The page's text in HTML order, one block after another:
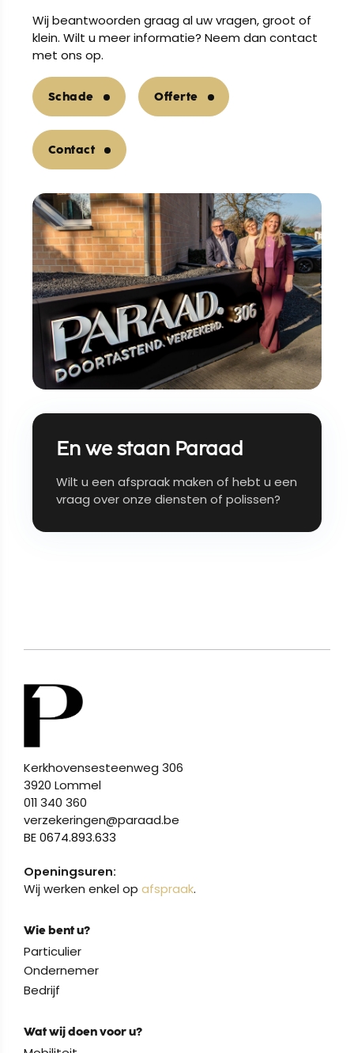
Wij beantwoorden graag al uw vragen, groot of
klein. Wilt u meer informatie? Neem dan contact
met ons op.
Schade Offerte
Contact
En we staan Paraad
Wilt u een afspraak maken of hebt u een
vraag over onze diensten of polissen?
Kerkhovensesteenweg 306
3920 Lommel
011 340 360
verzekeringen@paraad.be
BE 0674.893.633
Openingsuren:
Wij werken enkel op afspraak.
Wie bent u?
Particulier
Ondernemer
Bedrijf
Wat wij doen voor u?